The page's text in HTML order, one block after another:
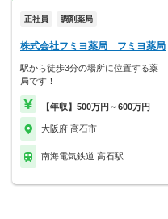
正社員 調剤薬局
株式会社フミヨ薬局 フミヨ薬局
駅から徒歩3分の場所に位置する薬
局です！
【年収】500万円～600万円
大阪府 高石市
南海電気鉄道 高石駅